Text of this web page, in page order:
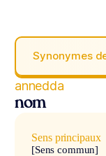
Synonymes
annedda
nom
Sens principaux
[Sens commun]